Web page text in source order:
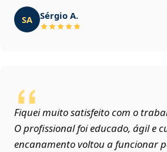
SA Sérgio A.
Fiquei muito satisfeito com o
O profissional foi educado, ágil e
encanamento voltou a funcionar